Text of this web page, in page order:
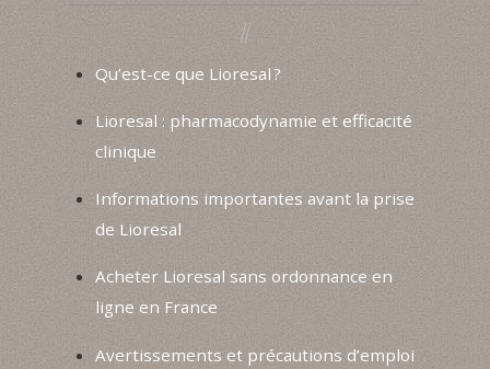
Qu’est-ce que Lioresal ?
Lioresal : pharmacodynamie et efficacité
clinique
Informations importantes avant la prise
de Lioresal
Acheter Lioresal sans ordonnance en
ligne en France
Avertissements et précautions d’emploi